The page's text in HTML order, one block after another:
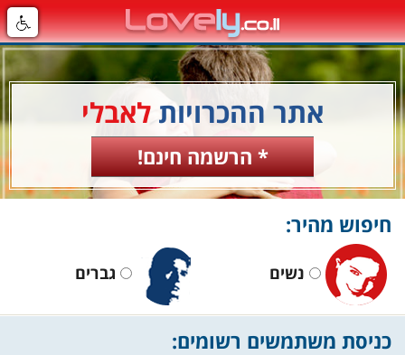
אתר ההכרויות לאבלי
* הרשמה חינם!
חיפוש מהיר:
נשים גברים
כניסת משתמשים רשומים: